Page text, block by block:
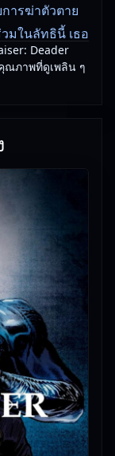
ารฆ่าตัวตาย
มในลัทธินี้ เธอ
ของเรื่อง
Deader
ณภาพที่ดูเพลิน ๆ